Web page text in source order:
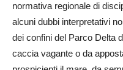
normativa regionale di
alcuni dubbi interpretativi
dei confini del Parco Delta
caccia vagante o da